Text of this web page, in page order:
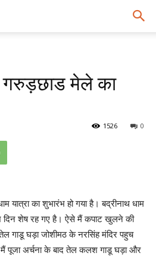
गरुड़छाड मेले का
0
1526
यात्रा का शुभारंभ हो गया है। बद्रीनाथ धाम
शेष रह गए है। ऐसे मैं कपाट खुलने की
गाडू घड़ा जोशीमठ के नरसिंह मंदिर पहुच
पूजा अर्चना के बाद तेल कलश गाडू घड़ा और